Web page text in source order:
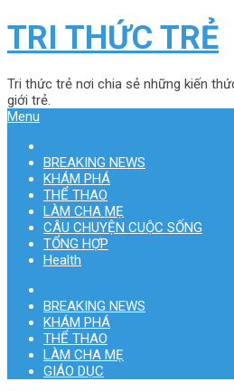
TRI THỨC TRẺ
Tri thức trẻ nơi chia sẻ những kiến
giới trẻ.
Menu
BREAKING NEWS
KHÁM PHÁ
THỂ THAO
LÀM CHA MẸ
CÂU CHUYỆN CUỘC SỐNG
TỔNG HỢP
Health
BREAKING NEWS
KHÁM PHÁ
THỂ THAO
LÀM CHA MẸ
GIÁO DỤC